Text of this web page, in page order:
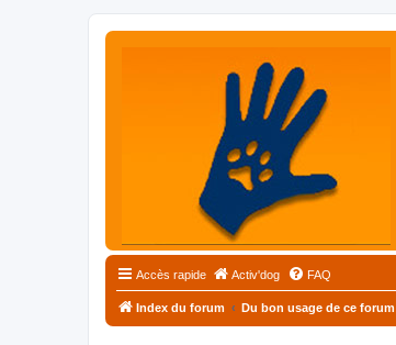
Accès rapide Activ'dog FAQ
Index du forum Du bon usage de ce forum